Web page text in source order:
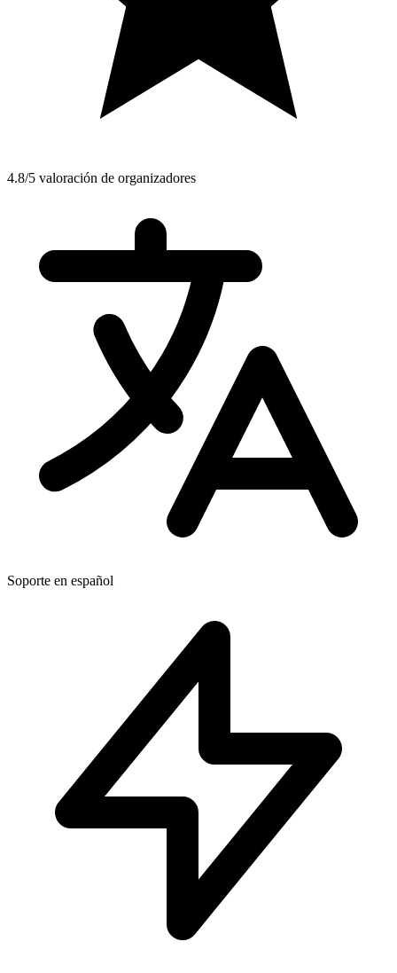
4.8/5 valoración de organizadores
Soporte en español